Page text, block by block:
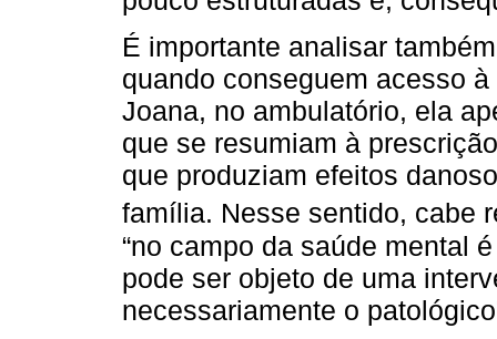
É importante analisar
quando conseguem acesso
Joana, no ambulatório, ela
que se resumiam à
que produziam efeitos
família. Nesse sentido, cabe
“no campo da saúde mental
pode ser objeto de uma
necessariamente o